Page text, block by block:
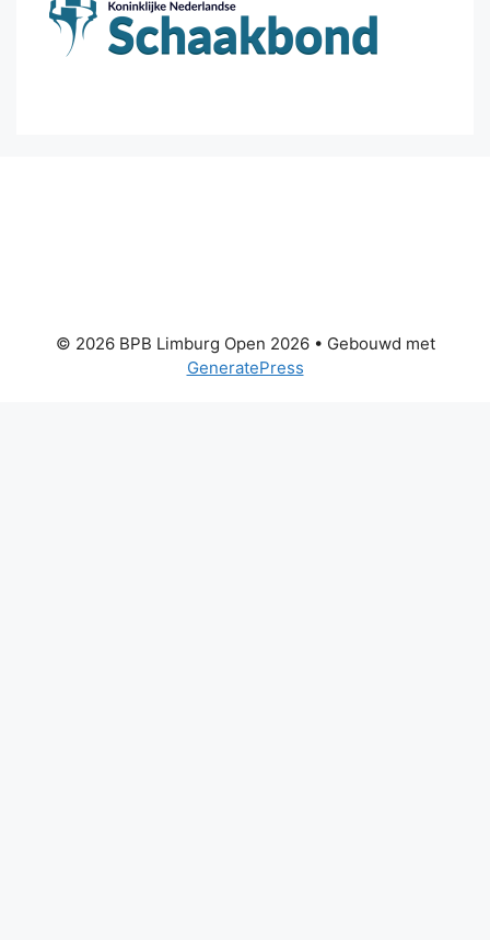
© 2026 BPB Limburg Open 2026• Gebouwd met
GeneratePress